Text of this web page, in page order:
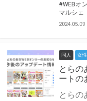
#WEBオ
マルシェ
2024.05.09
同人 女
とらの
ートの